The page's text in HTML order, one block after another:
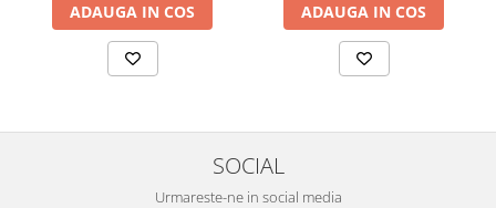
ADAUGA IN COS ADAUGA IN COS
SOCIAL
Urmareste-ne in social media